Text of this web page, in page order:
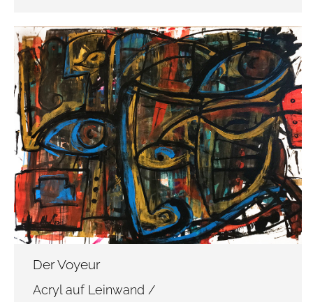
Der Voyeur
Acryl auf Leinwand /